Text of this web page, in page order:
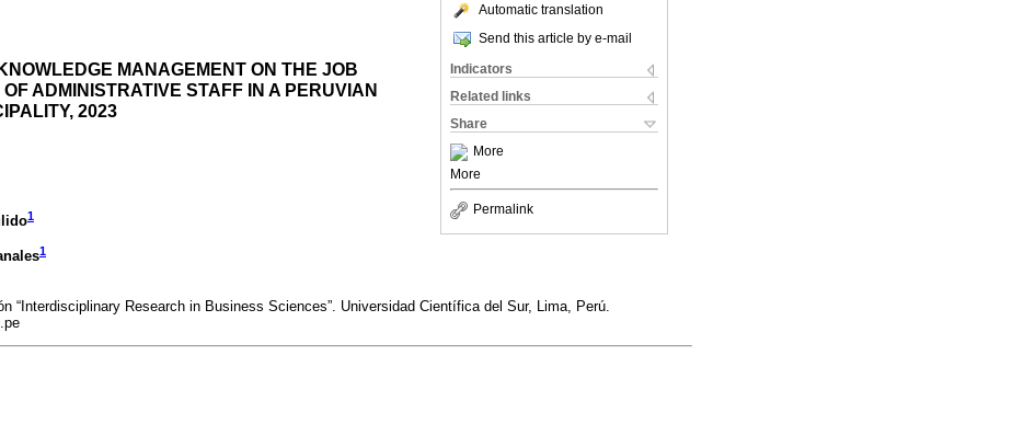
Automatic translation
Send this article by e-mail
Indicators
Related links
Share
More
More
Permalink
MANAGEMENT ON THE JOB
ADMINISTRATIVE STAFF IN A PERUVIAN
2023
1
1
“Interdisciplinary Research in Business Sciences”. Universidad Científica del Sur, Lima, Perú.